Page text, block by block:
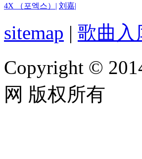
4X （포엑스） | 刘嘉|
sitemap | 歌曲入
Copyright ©
网 版权所有